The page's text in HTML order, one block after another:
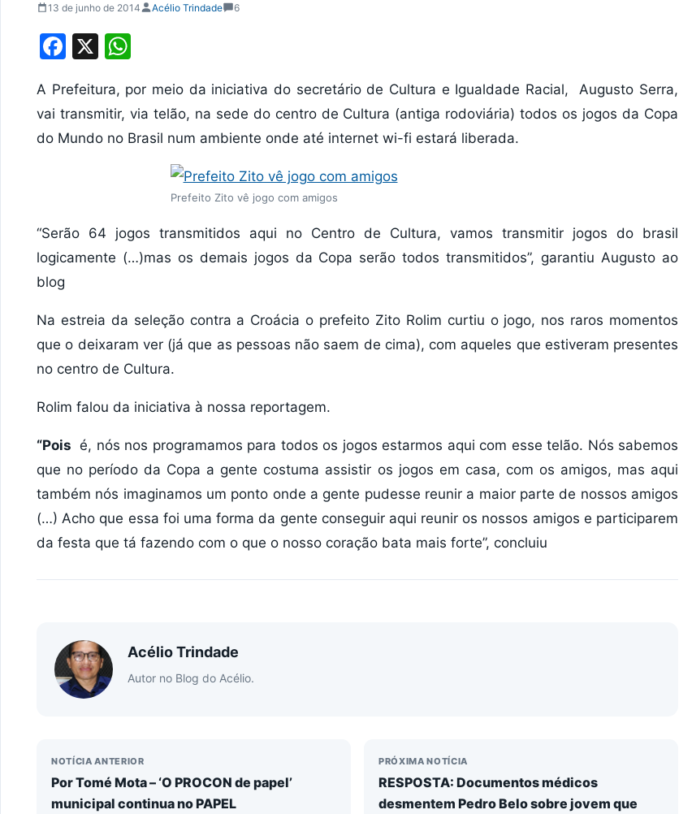
13 de junho de 2014 Acélio Trindade 6
Facebook
X
A Prefeitura, por meio da iniciativa do secretário de Cultura e Igualdade Racial, Augusto Serra,
vai transmitir, via telão, na sede do centro de Cultura (antiga rodoviária) todos os jogos da Copa
do Mundo no Brasil num ambiente onde até internet wi-fi estará liberada.
Prefeito Zito vê jogo com amigos
“Serão 64 jogos transmitidos aqui no Centro de Cultura, vamos transmitir jogos do brasil
logicamente (…)mas os demais jogos da Copa serão todos transmitidos”, garantiu Augusto ao
blog
Na estreia da seleção contra a Croácia o prefeito Zito Rolim curtiu o jogo, nos raros momentos
que o deixaram ver (já que as pessoas não saem de cima), com aqueles que estiveram presentes
no centro de Cultura.
Rolim falou da iniciativa à nossa reportagem.
“Pois é, nós nos programamos para todos os jogos estarmos aqui com esse telão. Nós sabemos
que no período da Copa a gente costuma assistir os jogos em casa, com os amigos, mas aqui
também nós imaginamos um ponto onde a gente pudesse reunir a maior parte de nossos amigos
(…) Acho que essa foi uma forma da gente conseguir aqui reunir os nossos amigos e participarem
da festa que tá fazendo com o que o nosso coração bata mais forte”, concluiu
Acélio Trindade
Autor no Blog do Acélio.
NOTÍCIA ANTERIOR
Por Tomé Mota – ‘O PROCON de papel’
municipal continua no PAPEL
PRÓXIMA NOTÍCIA
RESPOSTA: Documentos médicos
desmentem Pedro Belo sobre jovem que